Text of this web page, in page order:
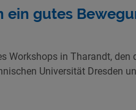
gutes
Workshops in Tharandt,
Universität Dresden